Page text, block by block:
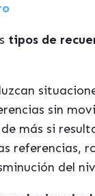
tipos de
sin
más si
referencias,
del